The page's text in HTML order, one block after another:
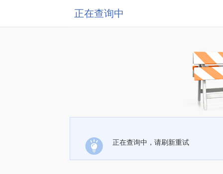
正在查询中
正在查询中，请刷新重试